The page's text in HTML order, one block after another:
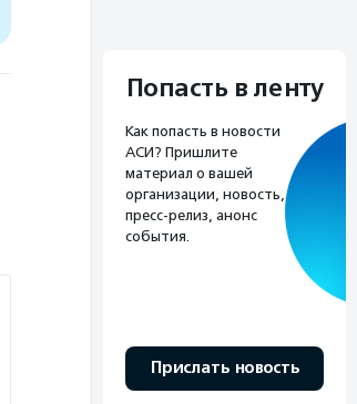
Попасть в ленту
Как попасть в новости
АСИ? Пришлите
материал о вашей
организации, новость,
пресс-релиз, анонс
события.
Прислать новость